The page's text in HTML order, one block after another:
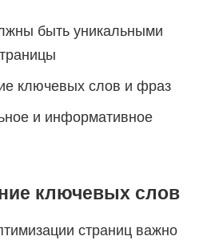
быть уникальными
ключевых слов и фраз
и информативное
ключевых слов
страниц важно